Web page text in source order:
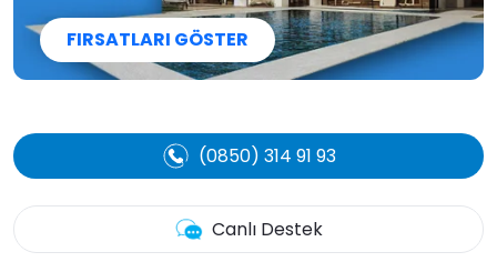
FIRSATLARI GÖSTER
(0850) 314 91 93
Canlı Destek